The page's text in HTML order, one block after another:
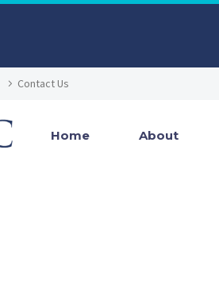
Contact Us
Home About